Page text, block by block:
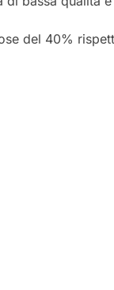
del 40%